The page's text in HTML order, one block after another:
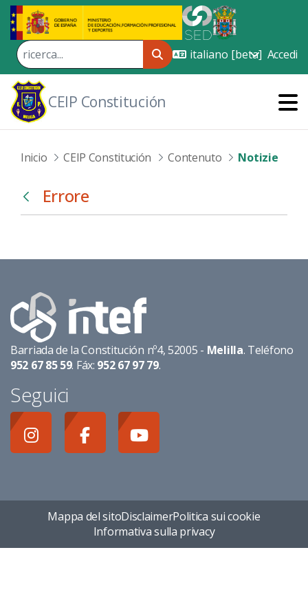
Skip to Main Content
Accedi
CEIP Constitución
Inicio CEIP Constitución Contenuto Notizie
Indietro
Errore
Barriada de la Constitución nº4, 52005 - Melilla. Teléfono
952 67 85 59. Fáx: 952 67 97 79.
Seguici
Mappa del sitoDisclaimerPolitica sui cookie
Informativa sulla privacy